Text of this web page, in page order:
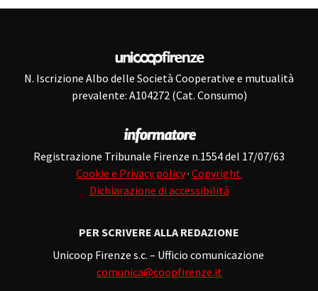
N. Iscrizione Albo delle Società Cooperative e mutualità
prevalente: A104272 (Cat. Consumo)
Registrazione Tribunale Firenze n.1554 del 17/07/63
Cookie e Privacy policy· Copyright
Dichiarazione di accessibilità
PER SCRIVERE ALLA REDAZIONE
Unicoop Firenze s.c. – Ufficio comunicazione
comunica@coopfirenze.it